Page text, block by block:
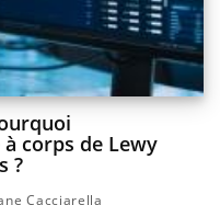
corps de Lewy
?
Cacciarella